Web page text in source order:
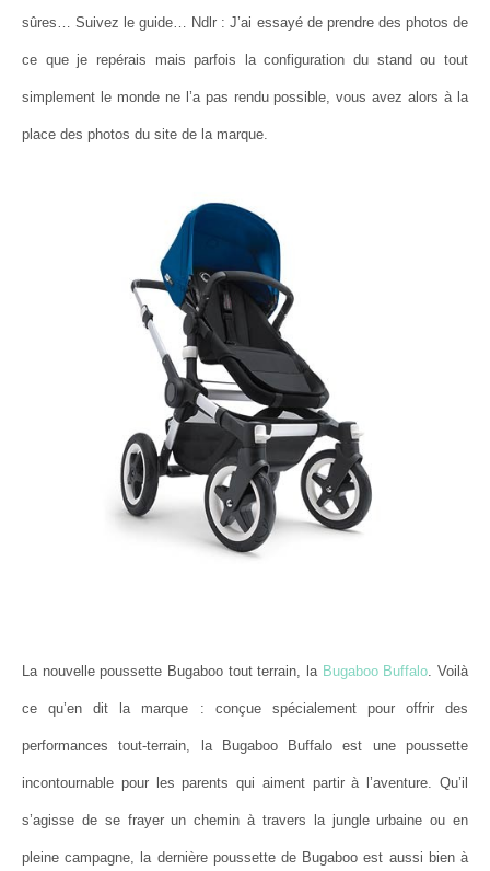
sûres… Suivez le guide… Ndlr : J’ai essayé de prendre des photos de
ce que je repérais mais parfois la configuration du stand ou tout
simplement le monde ne l’a pas rendu possible, vous avez alors à la
place des photos du site de la marque.
La nouvelle poussette Bugaboo tout terrain, la Bugaboo Buffalo. Voilà
ce qu’en dit la marque : conçue spécialement pour offrir des
performances tout-terrain, la Bugaboo Buffalo est une poussette
incontournable pour les parents qui aiment partir à l’aventure. Qu’il
s’agisse de se frayer un chemin à travers la jungle urbaine ou en
pleine campagne, la dernière poussette de Bugaboo est aussi bien à